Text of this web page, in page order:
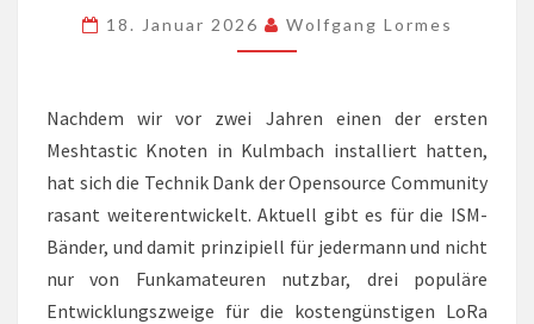
18. Januar 2026 Wolfgang Lormes
Nachdem wir vor zwei Jahren einen der ersten
Meshtastic Knoten in Kulmbach installiert hatten,
hat sich die Technik Dank der Opensource Community
rasant weiterentwickelt. Aktuell gibt es für die ISM-
Bänder, und damit prinzipiell für jedermann und nicht
nur von Funkamateuren nutzbar, drei populäre
Entwicklungszweige für die kostengünstigen LoRa